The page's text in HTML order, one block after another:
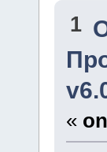
1
«